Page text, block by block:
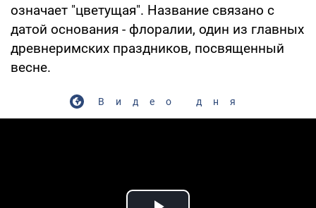
означает "цветущая". Название связано с
датой основания - флоралии, один из главных
древнеримских праздников, посвященный
весне.
Видео дня